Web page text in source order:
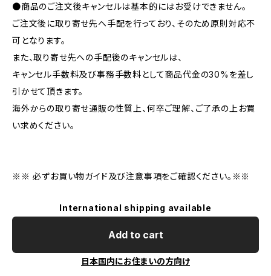
●商品のご注文後キャンセルは基本的にはお受けできません。
ご注文後に取り寄せ先へ手配を行っており、そのため原則対応不
可となります。
また、取り寄せ先への手配後のキャンセルは、
キャンセル手数料及び事務手数料として商品代金の30%を差し
引かせて頂きます。
海外からの取り寄せ通販の性質上、何卒ご理解、ご了承の上お買
い求めください。
※※ 必ずお買い物ガイド及び注意事項をご確認ください。※※
International shipping available
Add to cart
日本国内にお住まいの方向け